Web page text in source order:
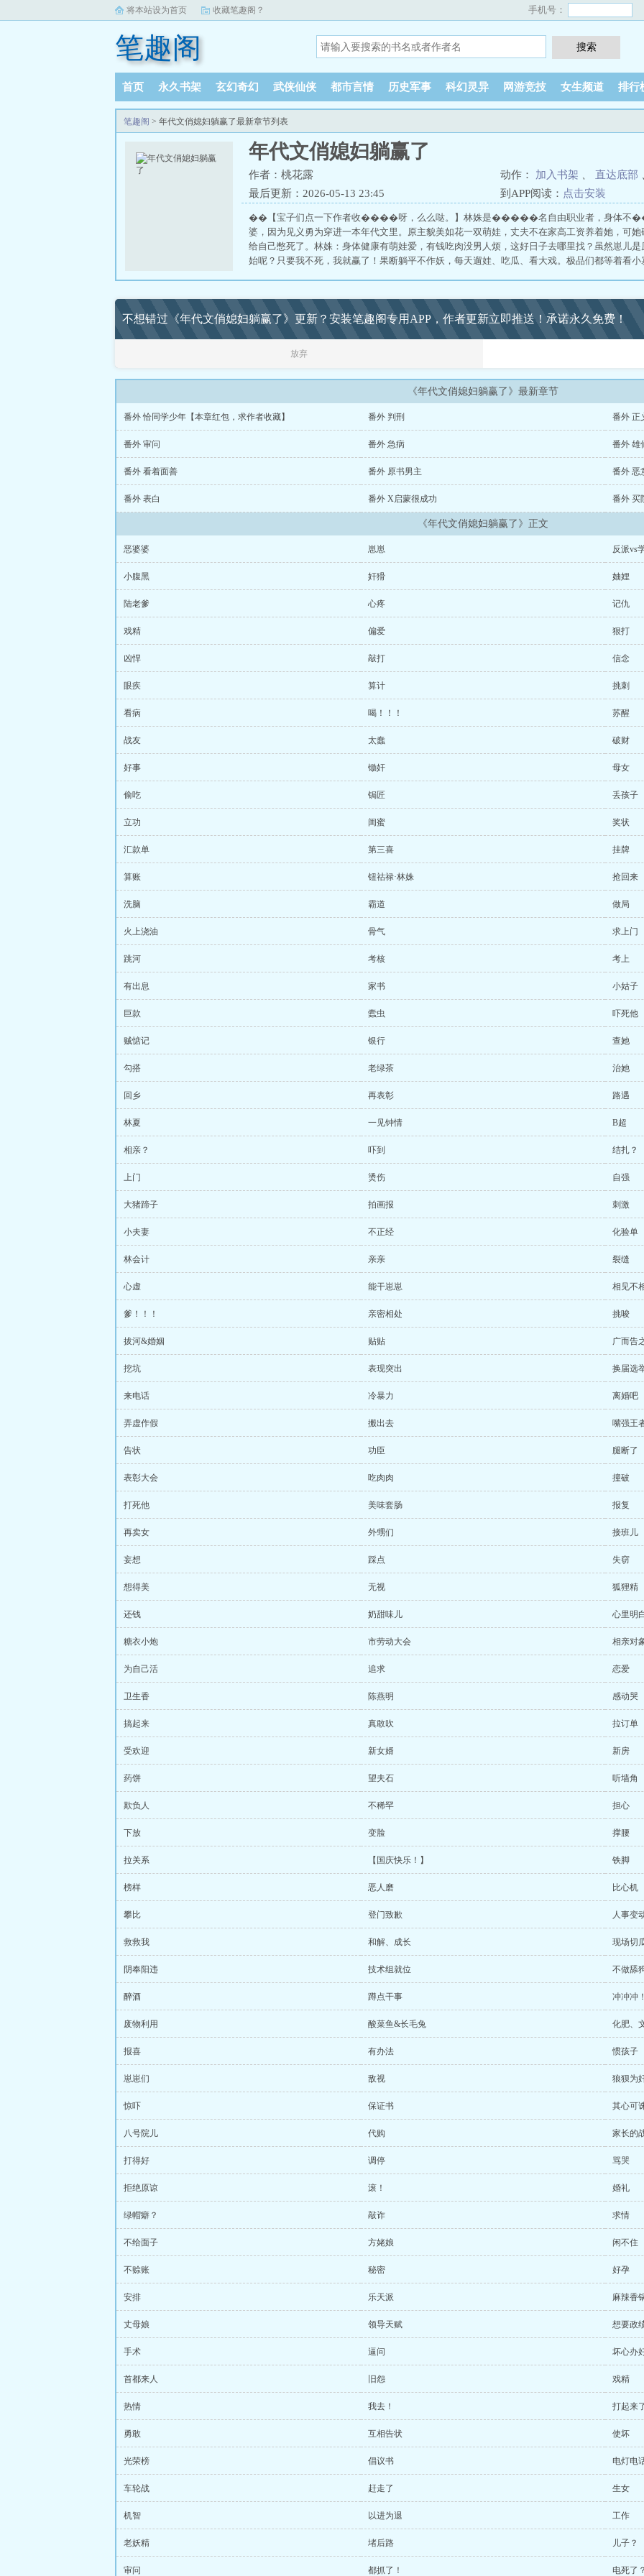
将本站设为首页 收藏笔趣阁？ 手机号：
笔趣阁
首页 永久书架 玄幻奇幻 武侠仙侠 都市言情 历史军事 科幻灵异 网游竞技 女生频道 排行
笔趣阁 > 年代文俏媳妇躺赢了最新章节列表
年代文俏媳妇躺赢了
作者：桃花露 动作： 加入书架 直达底部
最后更新：2026-05-13 23:45
到APP阅读： 点击安装
��【宝子们点一下作者收����呀，么么哒。】林姝是�����名自由职业者，身体不
婆，因为见义勇为穿进一本年代文里。原主貌美如花一双萌娃，丈夫不在家高工资养着她，可
给自己憋死了。林姝：身体健康有萌娃爱，有钱吃肉没男人烦，这好日子去哪里找？虽然崽儿
始呢？只要我不死，我就赢了！果断躺平不作妖，每天遛娃、吃瓜、看大戏。极品们都等着看
首长都想选他当乘龙快婿，他却无意婚姻。后来老娘勒令他回家成亲，他结婚当天才回，发现
妩媚的小媳妇儿和一个青年干部……相亲？青年：林姝同志，我心仪你已久，请和我结为革命
可我会爱他一辈子，守他一辈子。陆绍棠大步走向她，可她却……无视他走掉了？林姝：妈呀
追求自己的媳妇儿！首都大院儿的旧相识都替陆绍棠惋惜，那么优秀的陆军官怎么娶了一个乡
了首都大院儿，旧相识们惊讶得很，乡下媳妇儿竟然可以这么惊艳的吗？阅读：1.不黑原女主。
家奋斗过好日子。预收文：《豆腐娘子的诰命之路》文案：苏小禾是一名传统文化研究者，致
穿到一名童养媳身上，家有外债若干，破屋三间，干瘪刻薄小老太一个，面黄肌瘦半大孩子一
家子吃得腹胀绞痛，哐哐放屁。原主绝望之下再也撑不住，一根草绳房梁寻了短见。望着空荡
手抽筋，花钱花到脚发软。盖起敞亮大院儿，拉起浩浩荡荡的骡马车队，地窖里的银子堆积成
第四次……一次次就成了军中大将，朝中栋梁，皇帝亲封大将军。成为大将军的裴绍洁身自好
们编排自家男人的标杆儿。朝臣们嗤之以鼻：听闻他有一个乡下糟糠，貌比无盐，贪财粗鄙，
为、貌比潘安的大将军，生生被糟蹋了啊。啧啧，可怜。某个皇家举办的赏花会上，他们看到
来不苟言笑的将军笑得……跟花儿一样。朝臣们：芜湖，男德将军终于纳妾了，老子解脱了！
子！某骄纵公主心仪裴绍，鄙夷将军夫人出身乡野，配不上英俊神武的大将军。转天，将军娘
零之悍妇当家》《七零之辣妈当家》《七零之彪悍女知青》《六零年代好家庭》《七零穿成男
多，去专栏瞅瞅哇，顺便收藏一下作者。么么哒。
不想错过《年代文俏媳妇躺赢了》更新？安装笔趣阁专用APP，作者更新立即推送！承诺永久免费！
放弃
《年代文俏媳妇躺赢了》最新章节
番外 恰同学少年【本章红包，求作者收藏】 番外 判刑 番外 正
番外 审问 番外 急病 番外 雄
番外 看着面善 番外 原书男主 番外 恶
番外 表白 番外 X启蒙很成功 番外 买
《年代文俏媳妇躺赢了》正文
恶婆婆 崽崽 反派vs
小腹黑 奸猾 妯娌
陆老爹 心疼 记仇
戏精 偏爱 狠打
凶悍 敲打 信念
眼疾 算计 挑刺
看病 喝！！！ 苏醒
战友 太蠢 破财
好事 锄奸 母女
偷吃 锔匠 丢孩子
立功 闺蜜 奖状
汇款单 第三喜 挂牌
算账 钮祜禄·林姝 抢回来
洗脑 霸道 做局
火上浇油 骨气 求上门
跳河 考核 考上
有出息 家书 小姑子
巨款 蠹虫 吓死他
贼惦记 银行 查她
勾搭 老绿茶 治她
回乡 再表彰 路遇
林夏 一见钟情 B超
相亲？ 吓到 结扎？
上门 烫伤 自强
大猪蹄子 拍画报 刺激
小夫妻 不正经 化验单
林会计 亲亲 裂缝
心虚 能干崽崽 相见不
爹！！！ 亲密相处 挑唆
拔河&婚姻 贴贴 广而告
挖坑 表现突出 换届选
来电话 冷暴力 离婚吧
弄虚作假 搬出去 嘴强王
告状 功臣 腿断了
表彰大会 吃肉肉 撞破
打死他 美味套肠 报复
再卖女 外甥们 接班儿
妄想 踩点 失窃
想得美 无视 狐狸精
还钱 奶甜味儿 心里明
糖衣小炮 市劳动大会 相亲对
为自己活 追求 恋爱
卫生香 陈燕明 感动哭
搞起来 真敢吹 拉订单
受欢迎 新女婿 新房
药饼 望夫石 听墙角
欺负人 不稀罕 担心
下放 变脸 撑腰
拉关系 【国庆快乐！】 铁脚
榜样 恶人磨 比心机
攀比 登门致歉 人事变
救救我 和解、成长 现场切
阴奉阳违 技术组就位 不做舔
醉酒 蹲点干事 冲冲冲
废物利用 酸菜鱼&长毛兔 化肥、
报喜 有办法 惯孩子
崽崽们 敌视 狼狈为
惊吓 保证书 其心可
八号院儿 代购 家长的
打得好 调停 骂哭
拒绝原谅 滚！ 婚礼
绿帽癖？ 敲诈 求情
不给面子 方姥娘 闲不住
不赊账 秘密 好孕
安排 乐天派 麻辣香
丈母娘 领导天赋 想要政
手术 逼问 坏心办
首都来人 旧怨 戏精
热情 我去！ 打起来
勇敢 互相告状 使坏
光荣榜 倡议书 电灯电
车轮战 赶走了 生女
机智 以进为退 工作
老妖精 堵后路 儿子？
审问 都抓了！ 电死了